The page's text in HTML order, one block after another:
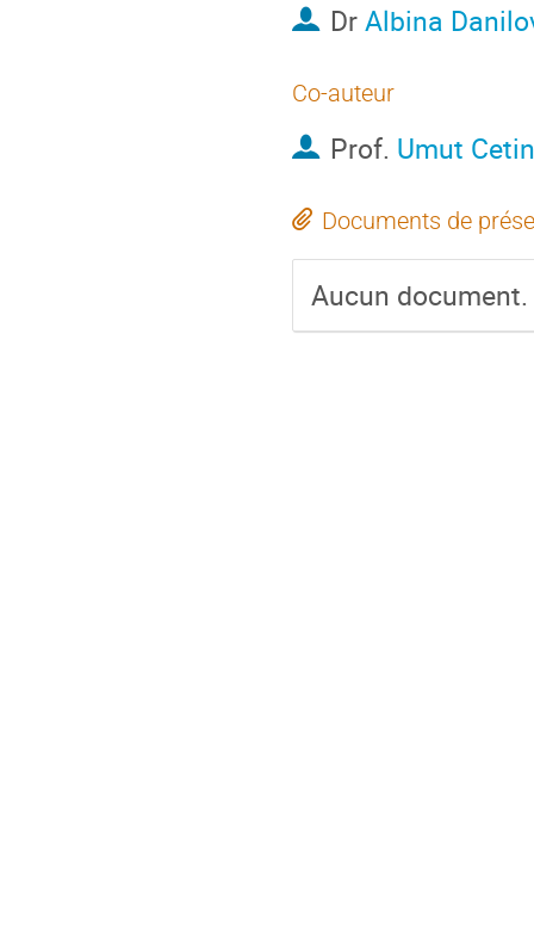
DrAlbina
Co-auteur
Prof. Umut Cetin
Documents de
Aucun document.